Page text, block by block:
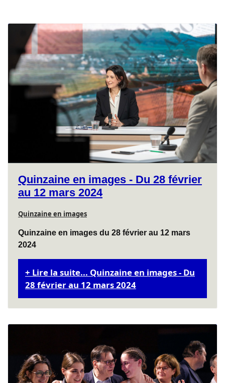
Quinzaine en images - Du 28 février
au 12 mars 2024
Quinzaine en images
Quinzaine en images du 28 février au 12 mars
2024
Lire la suite... Quinzaine en images - Du
28 février au 12 mars 2024